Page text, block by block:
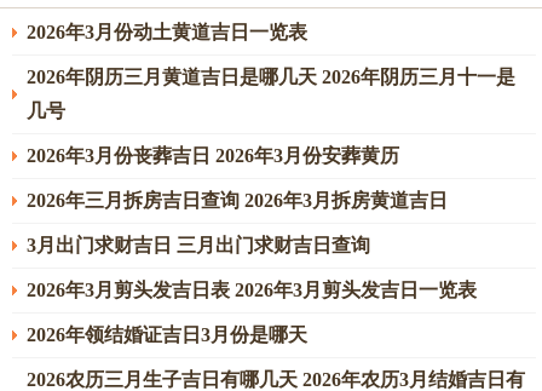
2026年3月份动土黄道吉日一览表
2026年阴历三月黄道吉日是哪几天 2026年阴历三月十一是
几号
2026年3月份丧葬吉日 2026年3月份安葬黄历
2026年三月拆房吉日查询 2026年3月拆房黄道吉日
3月出门求财吉日 三月出门求财吉日查询
2026年3月剪头发吉日表 2026年3月剪头发吉日一览表
2026年领结婚证吉日3月份是哪天
2026农历三月生子吉日有哪几天 2026年农历3月结婚吉日有